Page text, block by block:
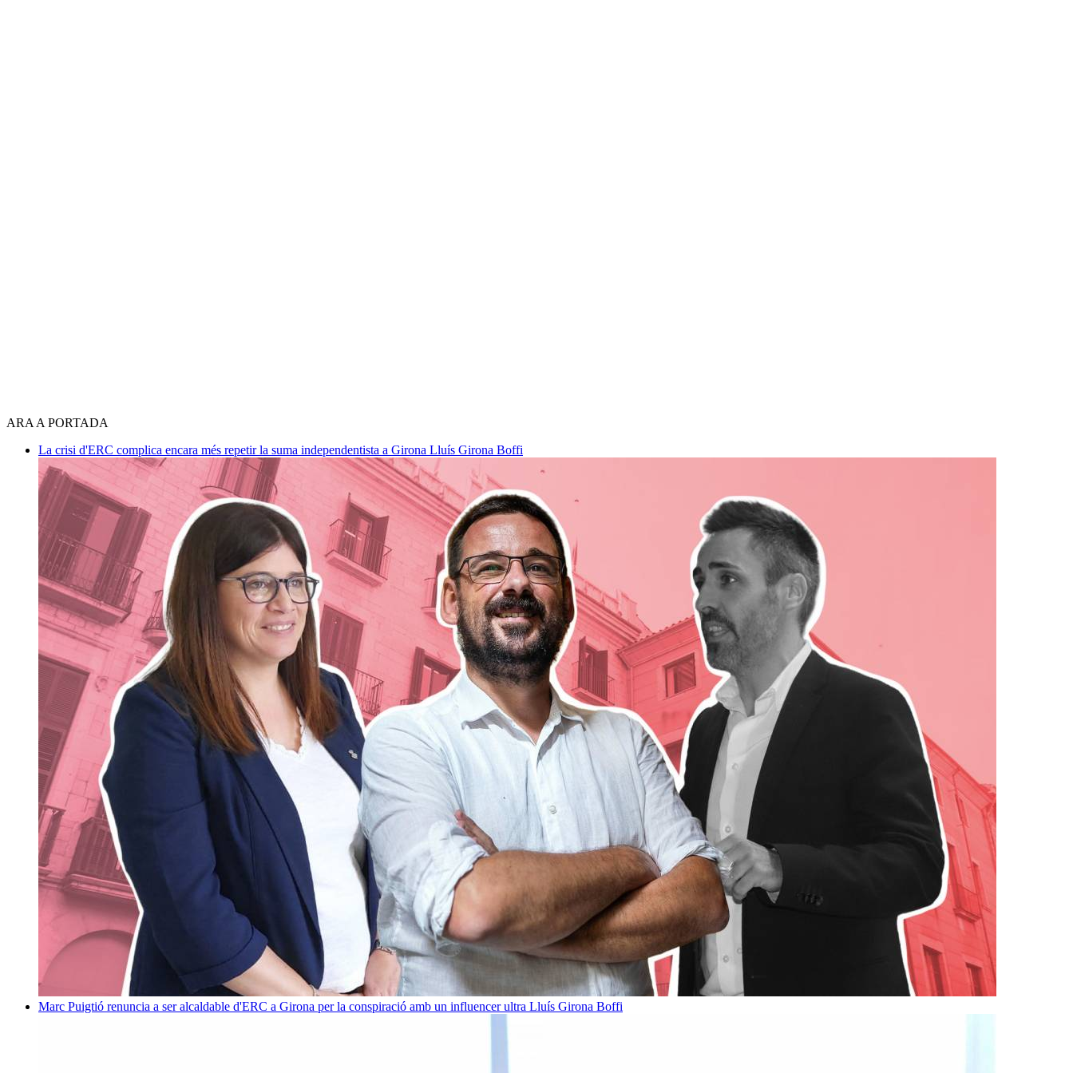
ARA A PORTADA
La crisi d'ERC complica encara més repetir la suma independentista a Girona Lluís Girona Boffi
Marc Puigtió renuncia a ser alcaldable d'ERC a Girona per la conspiració amb un influencer ultra Lluís Girona Boffi